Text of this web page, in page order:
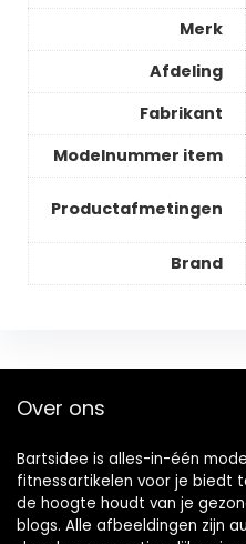
Merk
Afdeling
Fabrikant
Modelnummer item
Productafmetingen
Brand
Over ons
Bartsidee is alles-in-één
fitnessartikelen voor je biedt
de hoogte houdt van je
blogs. Alle afbeeldingen zijn